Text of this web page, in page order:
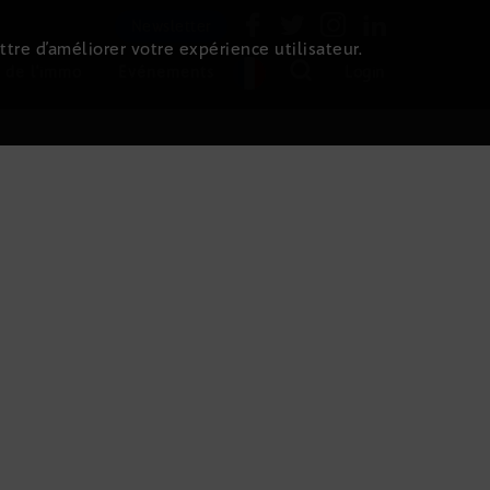
d’améliorer votre expérience utilisateur.